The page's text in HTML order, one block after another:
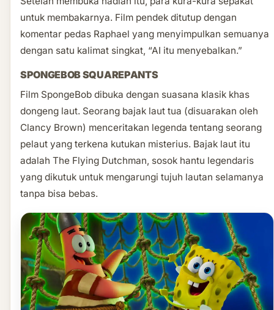
untuk membakarnya. Film pendek ditutup dengan
komentar pedas Raphael yang menyimpulkan semuanya
dengan satu kalimat singkat, “AI itu menyebalkan.”
SPONGEBOB SQUAREPANTS
Film SpongeBob dibuka dengan suasana klasik khas
dongeng laut. Seorang bajak laut tua (disuarakan oleh
Clancy Brown) menceritakan legenda tentang seorang
pelaut yang terkena kutukan misterius. Bajak laut itu
adalah The Flying Dutchman, sosok hantu legendaris
yang dikutuk untuk mengarungi tujuh lautan selamanya
tanpa bisa bebas.